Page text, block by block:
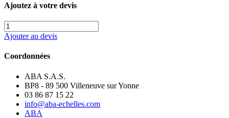
Ajoutez à votre devis
quantité
de
Marchepied
chantier
Alu
Ajouter au devis
Coordonnées
ABA S.A.S.
BP8 - 89 500 Villeneuve sur Yonne
03 86 87 15 22
info@aba-echelles.com
ABA